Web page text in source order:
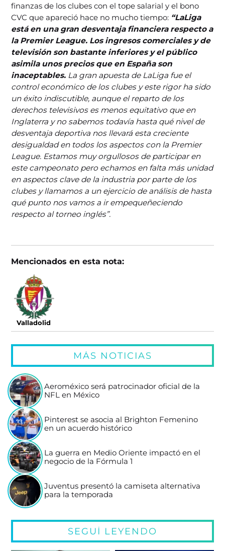
finanzas de los clubes con el tope salarial y el bono
CVC que apareció hace no mucho tiempo: “LaLiga
está en una gran desventaja financiera respecto a
la Premier League. Los ingresos comerciales y de
televisión son bastante inferiores y el público
asimila unos precios que en España son
inaceptables. La gran apuesta de LaLiga fue el
control económico de los clubes y este rigor ha sido
un éxito indiscutible, aunque el reparto de los
derechos televisivos es menos equitativo que en
Inglaterra y no sabemos todavía hasta qué nivel de
desventaja deportiva nos llevará esta creciente
desigualdad en todos los aspectos con la Premier
League. Estamos muy orgullosos de participar en
este campeonato pero echamos en falta más unidad
en aspectos clave de la industria por parte de los
clubes y llamamos a un ejercicio de análisis de hasta
qué punto nos vamos a ir empequeñeciendo
respecto al torneo inglés”.
Mencionados en esta nota:
Valladolid
MÁS NOTICIAS
Aeroméxico será patrocinador oficial de la
NFL en México
Pinterest se asocia al Brighton Femenino
en un acuerdo histórico
La guerra en Medio Oriente impactó en el
negocio de la Fórmula 1
Juventus presentó la camiseta alternativa
para la temporada
SEGUÍ LEYENDO